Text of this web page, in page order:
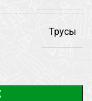
Трусы